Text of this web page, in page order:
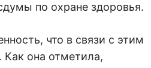
по охране здоровья.
что в связи с этим
Как она отметила,